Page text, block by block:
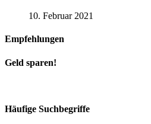
10. Februar 2021
Empfehlungen
Geld sparen!
Häufige Suchbegriffe